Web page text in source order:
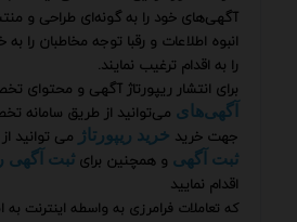
آگهی‌های خود را به گونه‌ای طراحی و
انبوه اطلاعات و رقبا توجه مخاطبان را
را به اقدام ترغیب نمایند.
برای انتشار ریپورتاژ آگهی و محتوای
آگهی‌های می‌توانید از طریق سامانه
جهت خرید خرید ریپورتاژ می توانید
ثبت آگهی و همچنین برای ثبت آگهی
اقدام نمایید
که تعاملات فرامرزی به واسطه اینترنت